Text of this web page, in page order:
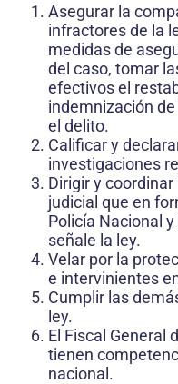
Asegurar la
infractores de la
medidas de
del caso, tomar
efectivos el
indemnización
el delito.
Calificar y
investigaciones
Dirigir y
judicial que en
Policía Nacional
señale la ley.
Velar por la
e intervinientes
Cumplir las
ley.
El Fiscal General
tienen
nacional.